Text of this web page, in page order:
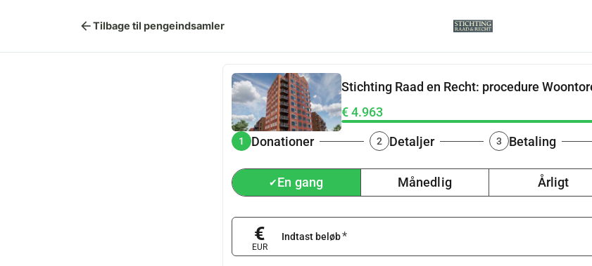
arrow_backTilbage til pengeindsamler
Stichting Raad en Recht: procedure
Uithoorn
€ 4.963
1 Donationer 2 Detaljer 3 Betaling
✔En gang Månedlig Årligt
Indtast beløb*
€
EUR